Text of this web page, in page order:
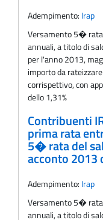
Adempimento: Irap
Versamento 5�
annuali, a titolo di
per l'anno 2013,
importo da
corrispettivo, con
dello 1,31%
Contribuenti
prima rata
5� rata del
acconto 2013
Adempimento: Irap
Versamento 5�
annuali, a titolo di